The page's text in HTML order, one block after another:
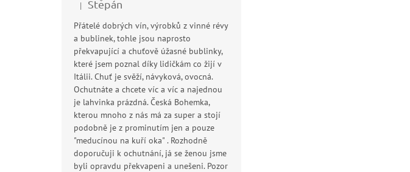
Hodnocení produktu je 5 z 5 hvězdiček.
| Štěpán
Přátelé dobrých vín, výrobků z vinné révy
a bublinek, tohle jsou naprosto
překvapující a chuťově úžasné bublinky,
které jsem poznal díky lidičkám co žijí v
Itálii. Chuť je svěží, návyková, ovocná.
Ochutnáte a chcete víc a víc a najednou
je lahvinka prázdná. Česká Bohemka,
kterou mnoho z nás má za super a stojí
podobně je z prominutím jen a pouze
"meducínou na kuří oka" . Rozhodně
doporučuji k ochutnání, já se ženou jsme
byli opravdu překvapeni a unešeni. Pozor